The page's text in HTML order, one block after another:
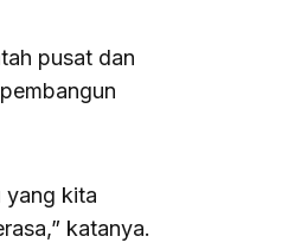
pusat dan
yang kita
katanya.